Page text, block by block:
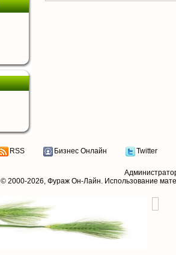
RSS Бизнес Онлайн Twitter
© 2000-2026, Фураж Он-Лайн. Использование